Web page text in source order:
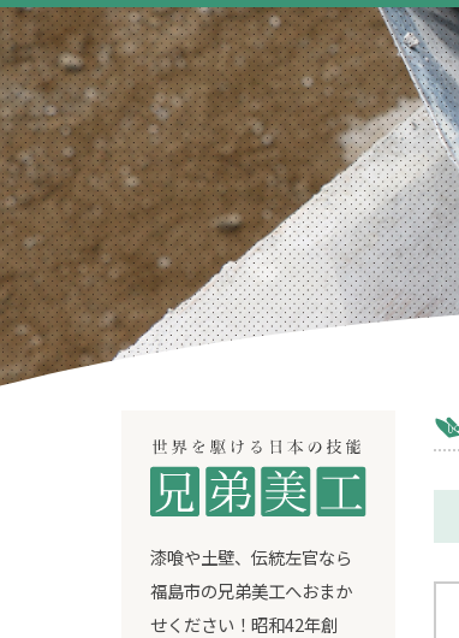
漆喰や土壁、伝統左官なら
福島市の兄弟美工へおまか
せください！昭和42年創